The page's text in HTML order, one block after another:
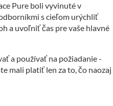
Pure boli vyvinuté v
s cieľom urýchliť
a uvoľniť čas pre vaše hlavné
a používať na požiadanie -
mali platiť len za to, čo naozaj